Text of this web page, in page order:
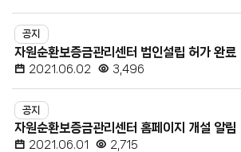
공지
자원순환보증금관리센터 법인설립 허가 완료
2021.06.02 3,496
공지
자원순환보증금관리센터 홈페이지 개설 알림
2021.06.01 2,715